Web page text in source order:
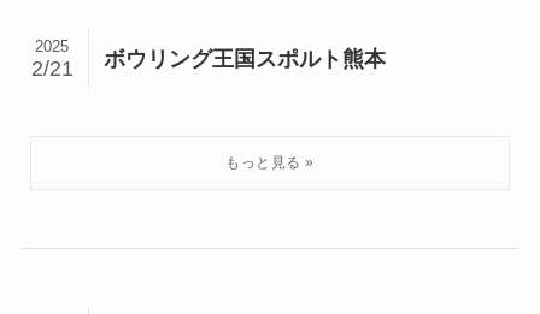
ボウリング王国スポルト熊本
2025
2/21